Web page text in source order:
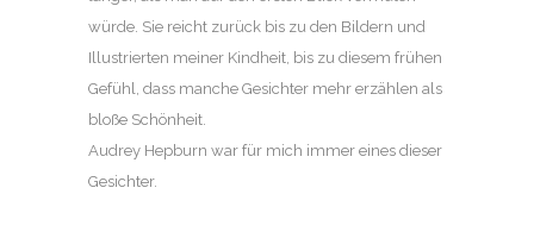
würde. Sie reicht zurück bis zu den Bildern und
Illustrierten meiner Kindheit, bis zu diesem frühen
Gefühl, dass manche Gesichter mehr erzählen als
bloße Schönheit.
Audrey Hepburn war für mich immer eines dieser
Gesichter.